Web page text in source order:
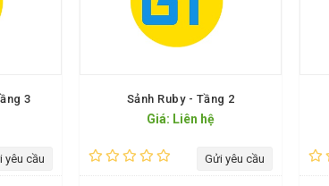
3
yêu cầu
Sảnh Ruby - Tầng 2
Giá: Liên hệ
Gửi yêu cầu